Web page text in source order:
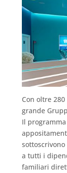
Con oltre
grande
Il
a tutti i
familiari